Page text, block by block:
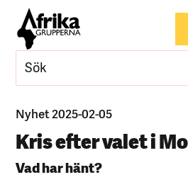
Nyhet 2025-02-05
Kris efter valet i
Vad har hänt?